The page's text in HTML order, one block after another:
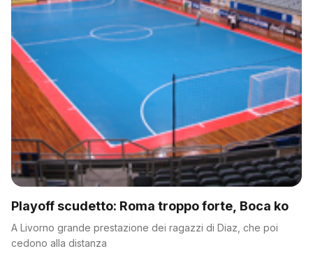
Playoff scudetto: Roma troppo forte, Boca ko
A Livorno grande prestazione dei ragazzi di Diaz, che poi
cedono alla distanza